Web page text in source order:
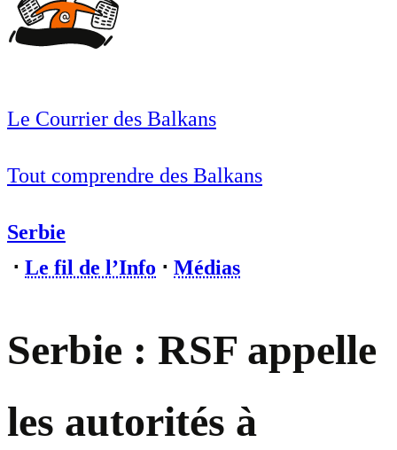
Le Courrier des Balkans
Tout comprendre des Balkans
Serbie
⋅ Le fil de l’Info ⋅ Médias
Serbie : RSF appelle
les autorités à